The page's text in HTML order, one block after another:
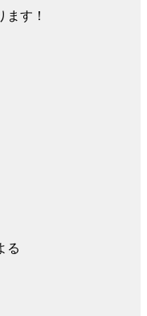
す！
る